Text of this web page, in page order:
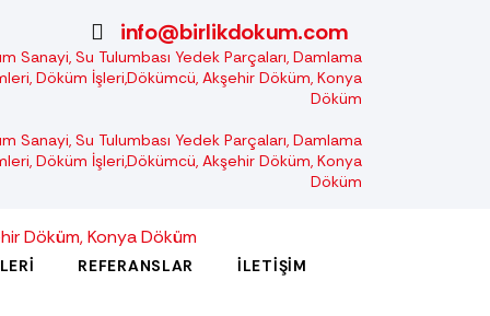
info@birlikdokum.com
REFERANSLAR İLETIŞIM